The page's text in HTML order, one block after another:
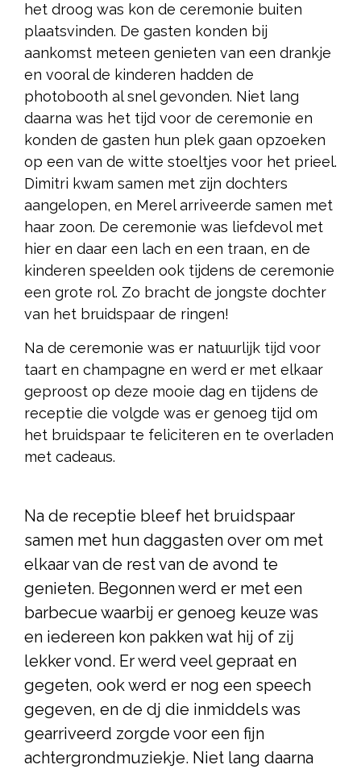
het droog was kon de ceremonie buiten
plaatsvinden. De gasten konden bij
aankomst meteen genieten van een drankje
en vooral de kinderen hadden de
photobooth al snel gevonden. Niet lang
daarna was het tijd voor de ceremonie en
konden de gasten hun plek gaan opzoeken
op een van de witte stoeltjes voor het prieel.
Dimitri kwam samen met zijn dochters
aangelopen, en Merel arriveerde samen met
haar zoon. De ceremonie was liefdevol met
hier en daar een lach en een traan, en de
kinderen speelden ook tijdens de ceremonie
een grote rol. Zo bracht de jongste dochter
van het bruidspaar de ringen!
Na de ceremonie was er natuurlijk tijd voor
taart en champagne en werd er met elkaar
geproost op deze mooie dag en tijdens de
receptie die volgde was er genoeg tijd om
het bruidspaar te feliciteren en te overladen
met cadeaus.
Na de receptie bleef het bruidspaar
samen met hun daggasten over om met
elkaar van de rest van de avond te
genieten. Begonnen werd er met een
barbecue waarbij er genoeg keuze was
en iedereen kon pakken wat hij of zij
lekker vond. Er werd veel gepraat en
gegeten, ook werd er nog een speech
gegeven, en de dj die inmiddels was
gearriveerd zorgde voor een fijn
achtergrondmuziekje. Niet lang daarna